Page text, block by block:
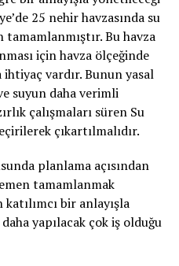
25 nehir havzasında su
Bu havza
için havza ölçeğinde
vardır. Bunun yasal
suyun daha verimli
çalışmaları süren Su
çıkartılmalıdır.
planlama açısından
tamamlanmak
bir anlayışla
yapılacak çok iş olduğu